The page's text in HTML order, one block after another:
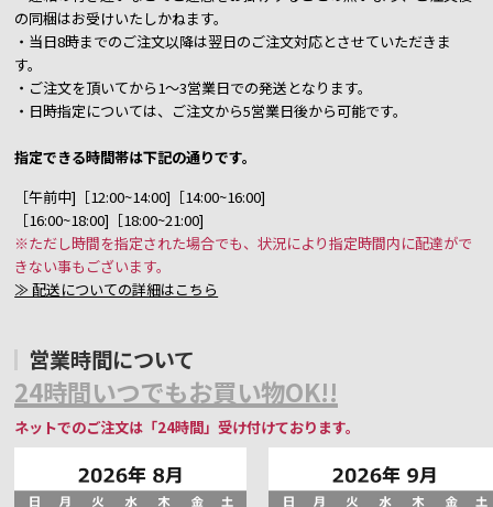
の同梱はお受けいたしかねます。
・当日8時までのご注文以降は翌日のご注文対応とさせていただきま
す。
・ご注文を頂いてから1～3営業日での発送となります。
・日時指定については、ご注文から5営業日後から可能です。
指定できる時間帯は下記の通りです。
［午前中]［12:00~14:00]［14:00~16:00]
［16:00~18:00]［18:00~21:00]
※ただし時間を指定された場合でも、状況により指定時間内に配達がで
きない事もございます。
≫ 配送についての詳細はこちら
営業時間について
24時間いつでもお買い物OK!!
ネットでのご注文は「24時間」受け付けております。